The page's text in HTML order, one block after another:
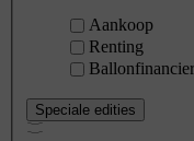
Aankoop
Renting
Speciale edities